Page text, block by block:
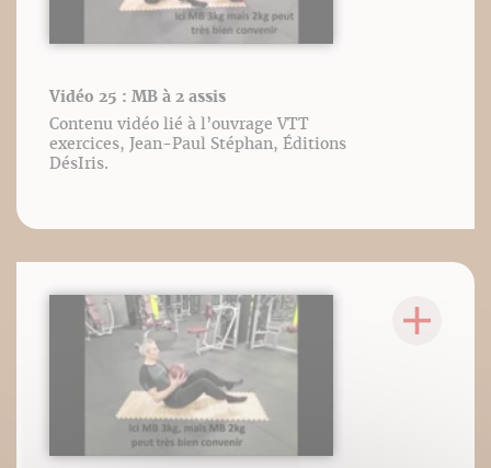
Vidéo 25 : MB à 2 assis
Contenu vidéo lié à l’ouvrage VTT
exercices, Jean-Paul Stéphan, Éditions
DésIris.